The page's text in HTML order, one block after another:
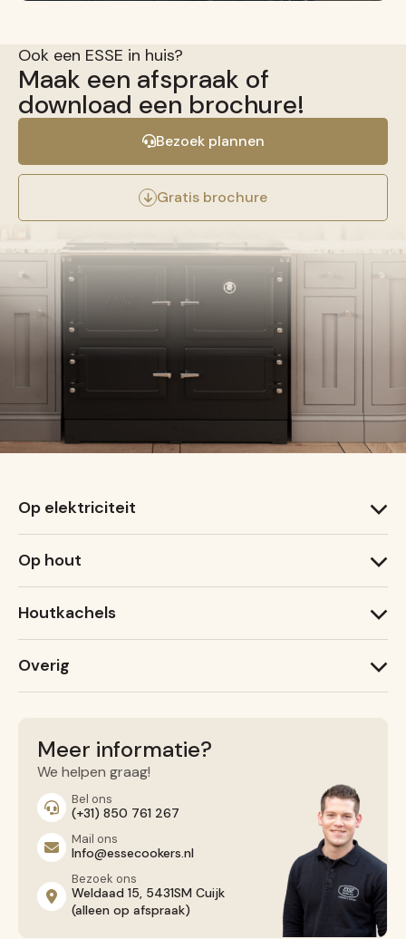
Ook een ESSE in huis?
Maak een afspraak of
download een brochure!
Bezoek plannen
Gratis brochure
Op elektriciteit
1000 X
Op hout
Ironheart
Houtkachels
ESSE 775 B
Overig
Contact opnemen
Algemene voorwaarden
Privacy Beleid
Meer informatie?
We helpen graag!
Bel ons
(+31) 850 761 267
Mail ons
Info@essecookers.nl
Bezoek ons
Weldaad 15, 5431SM Cuijk
(alleen op afspraak)